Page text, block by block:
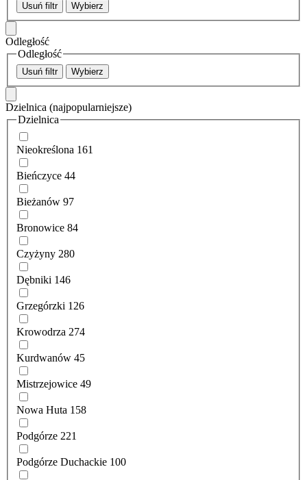
Usuń filtr Wybierz
Odległość
Odległość
Usuń filtr Wybierz
Dzielnica (najpopularniejsze)
Dzielnica
Nieokreślona 161
Bieńczyce 44
Bieżanów 97
Bronowice 84
Czyżyny 280
Dębniki 146
Grzegórzki 126
Krowodrza 274
Kurdwanów 45
Mistrzejowice 49
Nowa Huta 158
Podgórze 221
Podgórze Duchackie 100